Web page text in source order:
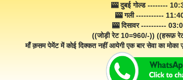
🎰 दुबई गोल्ड --------
🎰 गली -----------
🎰 दिसावर ----------
((जोड़ी रेट 10=960/-)) ((हरूफ़
माँ क़सम पेमेंट में कोई दिक्कत नहीं आयेगी एक बार सेवा का मोका